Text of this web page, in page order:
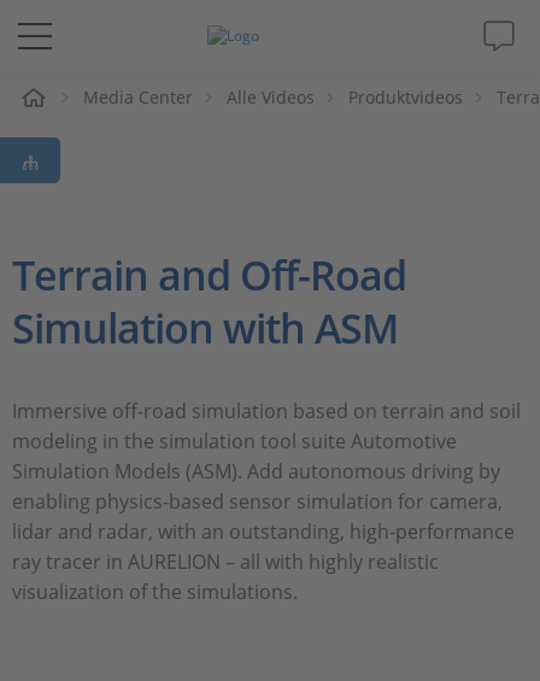
Lösungen & Produkte
Support
Magazin
Karriere
Media Center Alle Videos Produktvideos
Terrain and Off-Road
Simulation with ASM
Immersive off-road simulation based on terrain and soil
modeling in the simulation tool suite Automotive
Simulation Models (ASM). Add autonomous driving by
enabling physics-based sensor simulation for camera,
lidar and radar, with an outstanding, high-performance
ray tracer in AURELION – all with highly realistic
visualization of the simulations.